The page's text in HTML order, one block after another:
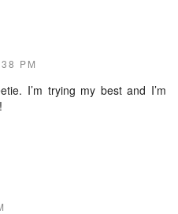
PM
I’m trying my best and I’m